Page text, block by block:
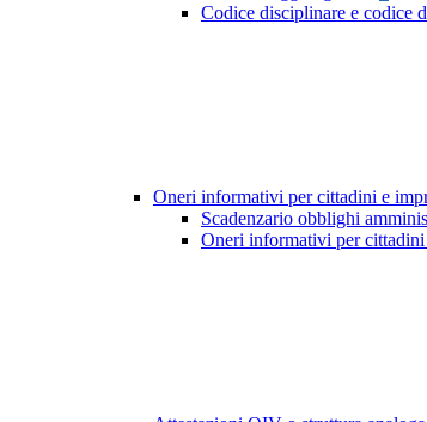
Codice disciplinare e codice
Oneri informativi per cittadini e
Scadenzario obblighi
Oneri informativi per cittadini